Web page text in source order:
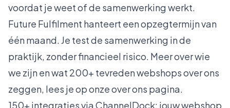
voordat je weet of de samenwerking werkt.
Future Fulfilment hanteert een opzegtermijn van
één maand. Je test de samenwerking in de
praktijk, zonder financieel risico. Meer over wie
we zijn en wat 200+ tevreden webshops over ons
zeggen, lees je oponze over ons pagina.
150+ integraties via ChannelDock: jouw webshop